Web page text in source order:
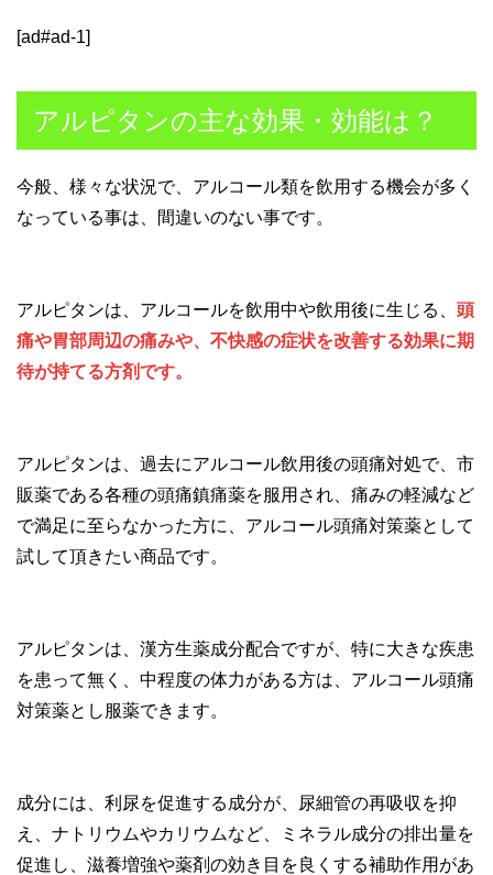
[ad#ad-1]
アルピタンの主な効果・効能は？
今般、様々な状況で、アルコール類を飲用する機会が多く
なっている事は、間違いのない事です。
アルピタンは、アルコールを飲用中や飲用後に生じる、 頭
痛や胃部周辺の痛みや、不快感の症状を改善する効果に期
待が持てる方剤です。
アルピタンは、過去にアルコール飲用後の頭痛対処で、市
販薬である各種の頭痛鎮痛薬を服用され、痛みの軽減など
で満足に至らなかった方に、アルコール頭痛対策薬として
試して頂きたい商品です。
アルピタンは、漢方生薬成分配合ですが、特に大きな疾患
を患って無く、中程度の体力がある方は、アルコール頭痛
対策薬とし服薬できます。
成分には、利尿を促進する成分が、尿細管の再吸収を抑
え、ナトリウムやカリウムなど、ミネラル成分の排出量を
促進し、滋養増強や薬剤の効き目を良くする補助作用があ